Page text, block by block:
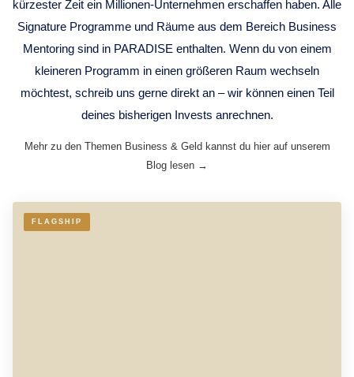
kürzester Zeit ein Millionen-Unternehmen erschaffen haben. Alle
Signature Programme und Räume aus dem Bereich Business
Mentoring sind in PARADISE enthalten. Wenn du von einem
kleineren Programm in einen größeren Raum wechseln
möchtest, schreib uns gerne direkt an – wir können einen Teil
deines bisherigen Invests anrechnen.
Mehr zu den Themen Business & Geld kannst du hier auf unserem
Blog lesen →
FLAGSHIP